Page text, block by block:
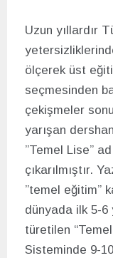
Uzun yıllardır
ölçerek üst
seçmesinden
çekişmeler
yarışan
”Temel Lise”
çıkarılmıştır.
”temel eğitim”
dünyada ilk 5-6
türetilen
Sisteminde 9-